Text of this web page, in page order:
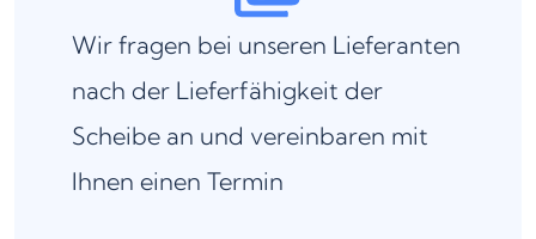
Wir fragen bei unseren Lieferanten
nach der Lieferfähigkeit der
Scheibe an und vereinbaren mit
Ihnen einen Termin